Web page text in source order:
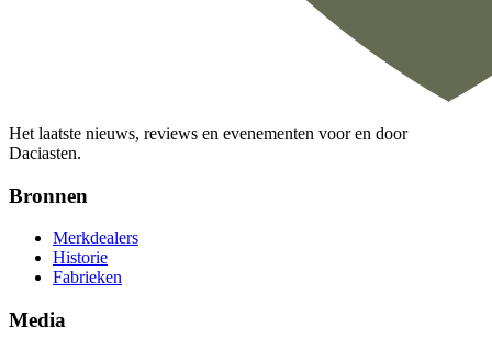
Het laatste nieuws, reviews en evenementen voor en door
Daciasten.
Bronnen
Merkdealers
Historie
Fabrieken
Media